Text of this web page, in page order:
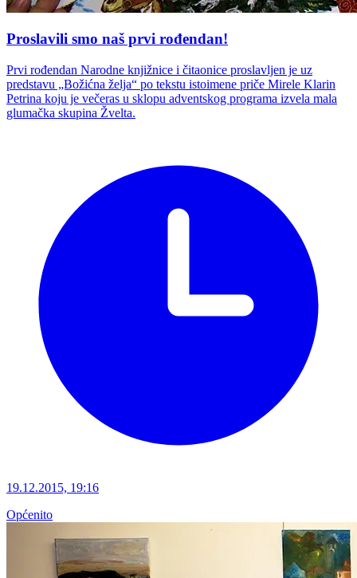
Proslavili smo naš prvi rođendan!
Prvi rođendan Narodne knjižnice i čitaonice proslavljen je uz
predstavu „Božićna želja“ po tekstu istoimene priče Mirele Klarin
Petrina koju je večeras u sklopu adventskog programa izvela mala
glumačka skupina Žvelta.
19.12.2015, 19:16
Općenito